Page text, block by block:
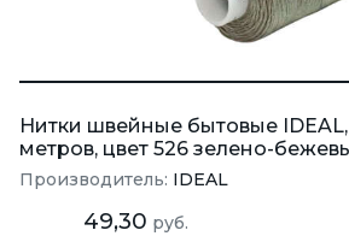
Нитки швейные бытовые
метров, цвет 526 зелено-
Производитель: IDEAL
49,30 руб.